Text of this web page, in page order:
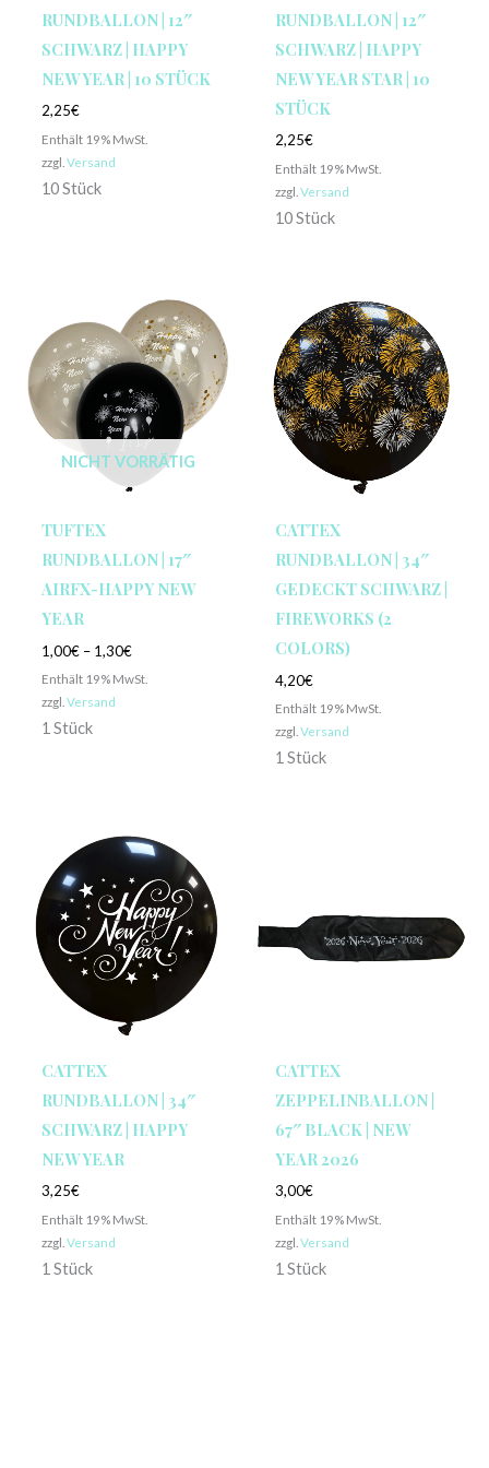
RUNDBALLON | 12″
SCHWARZ | HAPPY
NEW YEAR | 10 STÜCK
2,25€
Enthält 19% MwSt.
zzgl. Versand
10 Stück
RUNDBALLON | 12″
SCHWARZ | HAPPY
NEW YEAR STAR | 10
STÜCK
2,25€
Enthält 19% MwSt.
zzgl. Versand
10 Stück
NICHT VORRÄTIG
TUFTEX
RUNDBALLON | 17″
AIRFX-HAPPY NEW
YEAR
1,00€ – 1,30€
Preisspanne:
1,00€
bis
1,30€
Enthält 19% MwSt.
zzgl. Versand
1 Stück
CATTEX
RUNDBALLON | 34″
GEDECKT SCHWARZ |
FIREWORKS (2
COLORS)
4,20€
Enthält 19% MwSt.
zzgl. Versand
1 Stück
CATTEX
RUNDBALLON | 34″
SCHWARZ | HAPPY
NEW YEAR
3,25€
Enthält 19% MwSt.
zzgl. Versand
1 Stück
CATTEX
ZEPPELINBALLON |
67″ BLACK | NEW
YEAR 2026
3,00€
Enthält 19% MwSt.
zzgl. Versand
1 Stück